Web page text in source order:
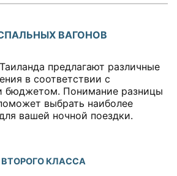
ВАГОНОВ
предлагают различные
в соответствии с
бюджетом. Понимание разницы
выбрать наиболее
вашей ночной поездки.
КЛАССА